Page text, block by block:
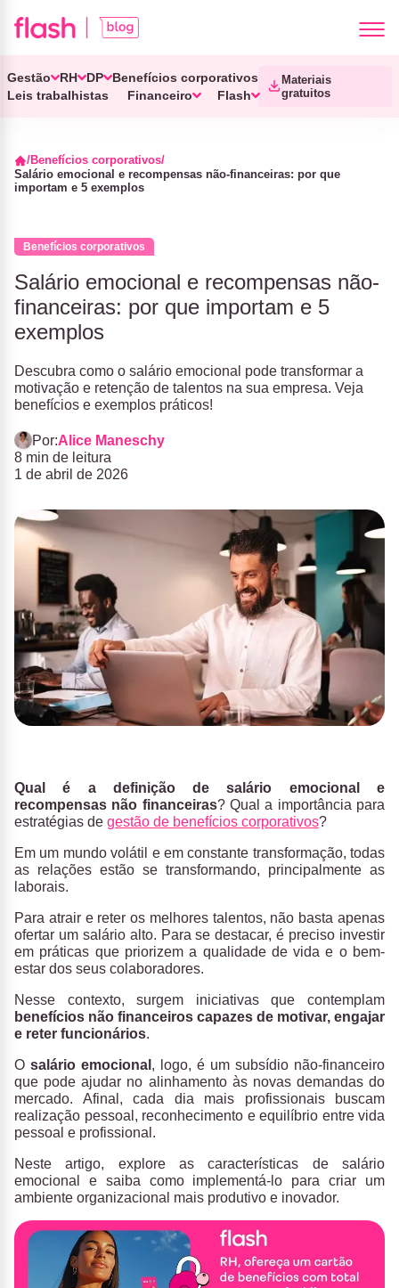
Gestão RH DP
Benefícios corporativos
Leis trabalhistas
Financeiro Flash
Materiais
gratuitos
Benefícios corporativos
Salário emocional e recompensas não-financeiras: por que
importam e 5 exemplos
Benefícios corporativos
Salário emocional e recompensas não-
financeiras: por que importam e 5
exemplos
Descubra como o salário emocional pode transformar a
motivação e retenção de talentos na sua empresa. Veja
benefícios e exemplos práticos!
Por:Alice Maneschy
8 min de leitura
1 de abril de 2026
Qual é a definição de salário emocional
e
recompensas não financeiras? Qual a importância para
estratégias de gestão de benefícios corporativos?
Em um mundo volátil e em constante transformação, todas
as relações estão se transformando, principalmente as
laborais.
Para atrair e reter os melhores talentos, não basta apenas
ofertar um salário alto. Para se destacar, é preciso investir
em práticas que priorizem a qualidade de vida e o bem-
estar dos seus colaboradores.
Nesse contexto, surgem iniciativas que contemplam
benefícios não financeiros capazes de motivar, engajar
e reter funcionários.
O salário emocional , logo, é um subsídio não-financeiro
que pode ajudar no alinhamento às novas demandas do
mercado. Afinal, cada dia mais profissionais buscam
realização pessoal, reconhecimento e equilíbrio entre vida
pessoal e profissional.
Neste artigo, explore as características de salário
emocional​ e saiba como implementá-lo para criar um
ambiente organizacional mais produtivo e inovador.